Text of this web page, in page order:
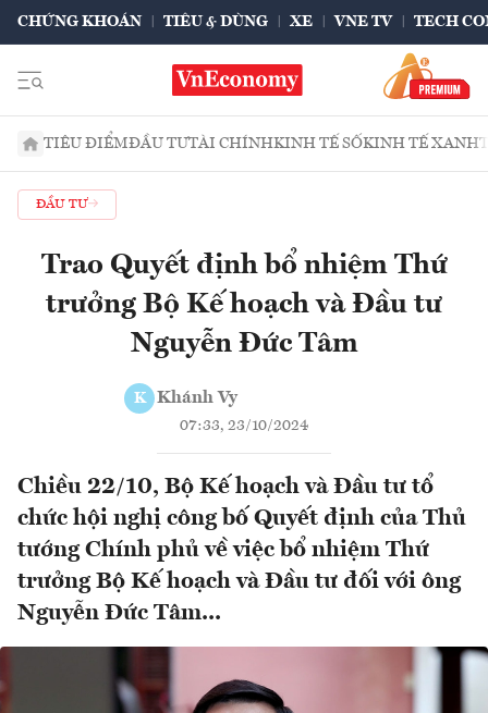
CHỨNG KHOÁN TIÊU & DÙNG XE VNE TV TECH
TIÊU ĐIỂMĐẦU TƯTÀI CHÍNHKINH TẾ SỐKINH TẾ XANH
ĐẦU TƯ
Trao Quyết định bổ nhiệm Thứ
trưởng Bộ Kế hoạch và Đầu tư
Nguyễn Đức Tâm
K Khánh Vy
07:33, 23/10/2024
Chiều 22/10, Bộ Kế hoạch và Đầu tư tổ
chức hội nghị công bố Quyết định của Thủ
tướng Chính phủ về việc bổ nhiệm Thứ
trưởng Bộ Kế hoạch và Đầu tư đối với ông
Nguyễn Đức Tâm...